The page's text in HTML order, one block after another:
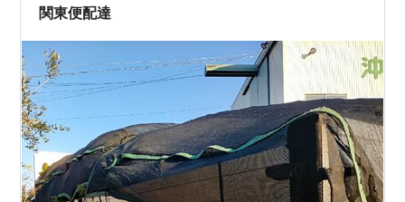
関東便配達